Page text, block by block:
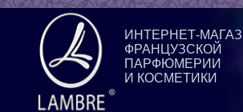
ИНТЕРНЕТ-
ФРАНЦУЗСКОЙ
ПАРФЮМЕРИИ
И КОСМЕТИКИ